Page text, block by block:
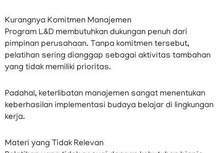
Kurangnya Komitmen Manajemen
Program L&D membutuhkan dukungan penuh dari
pimpinan perusahaan. Tanpa komitmen tersebut,
pelatihan sering dianggap sebagai aktivitas tambahan
yang tidak memiliki prioritas.
Padahal, keterlibatan manajemen sangat menentukan
keberhasilan implementasi budaya belajar di lingkungan
kerja.
Materi yang Tidak Relevan